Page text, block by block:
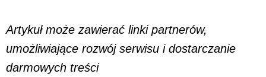
Artykuł może zawierać linki partnerów,
umożliwiające rozwój serwisu i dostarczanie
darmowych treści